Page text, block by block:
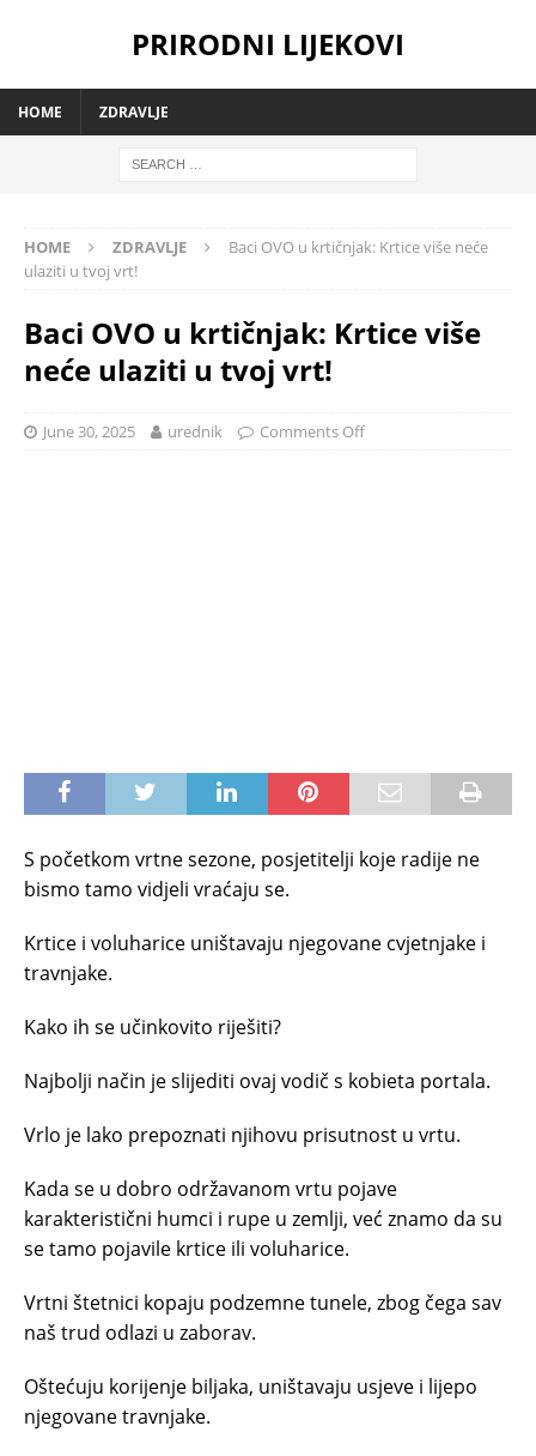
PRIRODNI LIJEKOVI
HOME ZDRAVLJE
HOME ZDRAVLJE
Baci OVO u krtičnjak: Krtice više neće
ulaziti u tvoj vrt!
Baci OVO u krtičnjak: Krtice više
neće ulaziti u tvoj vrt!
June 30, 2025 urednik Comments Off
S početkom vrtne sezone, posjetitelji koje radije ne
bismo tamo vidjeli vraćaju se.
Krtice i voluharice uništavaju njegovane cvjetnjake i
travnjake.
Kako ih se učinkovito riješiti?
Najbolji način je slijediti ovaj vodič s kobieta portala.
Vrlo je lako prepoznati njihovu prisutnost u vrtu.
Kada se u dobro održavanom vrtu pojave
karakteristični humci i rupe u zemlji, već znamo da su
se tamo pojavile krtice ili voluharice.
Vrtni štetnici kopaju podzemne tunele, zbog čega sav
naš trud odlazi u zaborav.
Oštećuju korijenje biljaka, uništavaju usjeve i lijepo
njegovane travnjake.